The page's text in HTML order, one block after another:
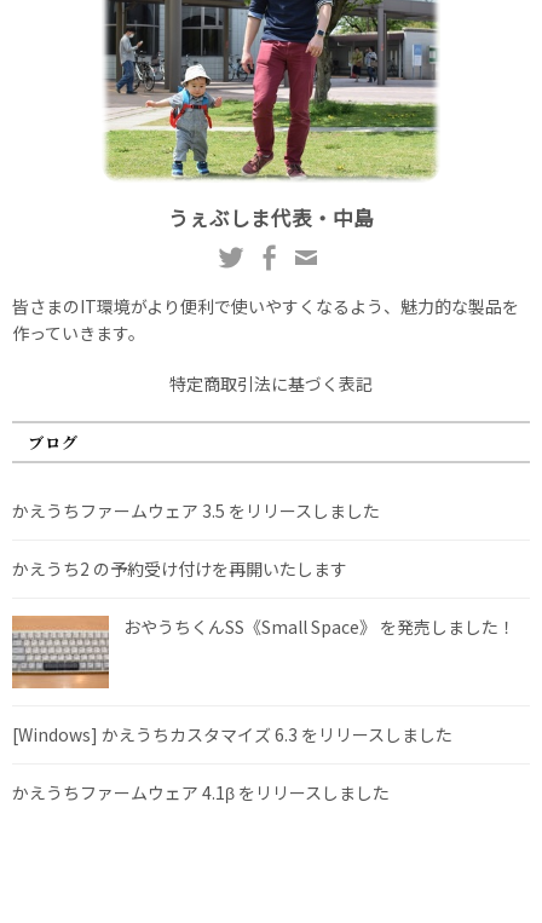
うぇぶしま代表・中島
皆さまのIT環境がより便利で使いやすくなるよう、魅力的な製品を
作っていきます。
特定商取引法に基づく表記
ブログ
かえうちファームウェア 3.5 をリリースしました
かえうち2 の予約受け付けを再開いたします
おやうちくんSS《Small Space》 を発売しました！
[Windows] かえうちカスタマイズ 6.3 をリリースしました
かえうちファームウェア 4.1β をリリースしました